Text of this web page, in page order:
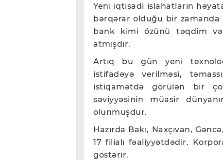
Yeni iqtisadi islahatların
bərqərar olduğu bir zamanda
bank kimi özünü təqdim və
atmışdır.
Artıq bu gün yeni
istifadəyə verilməsi,
istiqamətdə görülən bir
səviyyəsinin müasir
olunmuşdur.
Hazırda Bakı, Naxçıvan,
17 filialı fəaliyyətdədir.
göstərir.